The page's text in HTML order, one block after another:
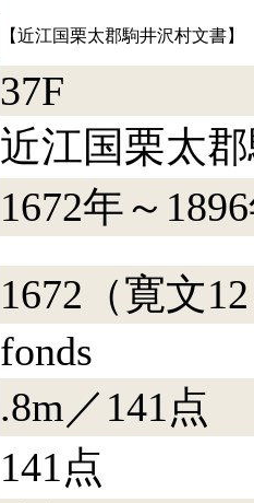
【近江国栗太郡駒井沢村文書】
37F
近江国栗太
1672年～
1672（寛文
fonds
.8m／141点
141点